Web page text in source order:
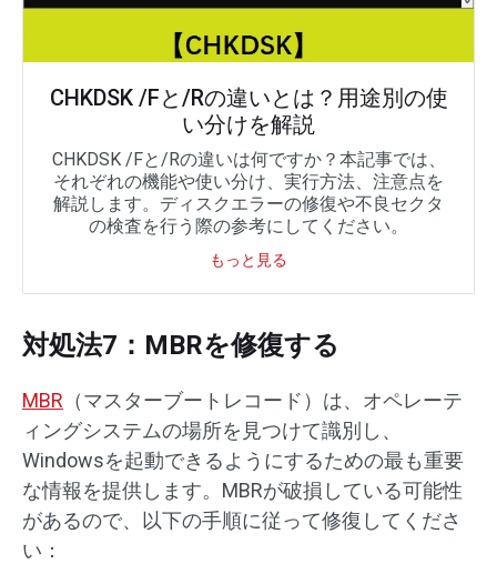
CHKDSK /Fと/Rの違いとは？用途別の使
い分けを解説
CHKDSK /Fと/Rの違いは何ですか？本記事では、
それぞれの機能や使い分け、実行方法、注意点を
解説します。ディスクエラーの修復や不良セクタ
の検査を行う際の参考にしてください。
もっと見る
対処法7：MBRを修復する
MBR （マスターブートレコード）は、オペレーテ
ィングシステムの場所を見つけて識別し、
Windowsを起動できるようにするための最も重要
な情報を提供します。MBRが破損している可能性
があるので、以下の手順に従って修復してくださ
い：